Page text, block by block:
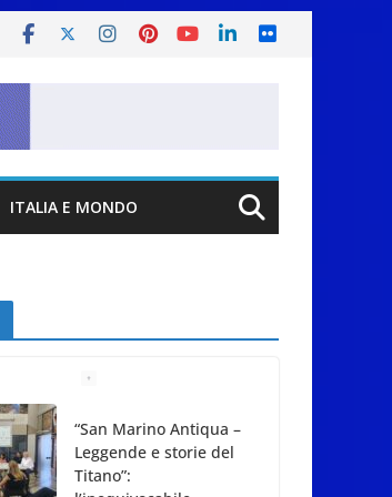
ITALIA E MONDO
“San Marino Antiqua –
Leggende e storie del
Titano”: